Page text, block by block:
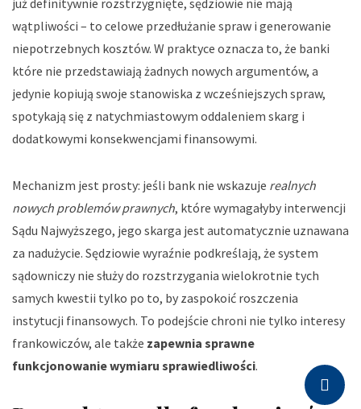
już definitywnie rozstrzygnięte, sędziowie nie mają
wątpliwości – to celowe przedłużanie spraw i generowanie
niepotrzebnych kosztów. W praktyce oznacza to, że banki
które nie przedstawiają żadnych nowych argumentów, a
jedynie kopiują swoje stanowiska z wcześniejszych spraw,
spotykają się z natychmiastowym oddaleniem skarg i
dodatkowymi konsekwencjami finansowymi.
Mechanizm jest prosty: jeśli bank nie wskazuje realnych
nowych problemów prawnych, które wymagałyby interwencji
Sądu Najwyższego, jego skarga jest automatycznie uznawana
za nadużycie. Sędziowie wyraźnie podkreślają, że system
sądowniczy nie służy do rozstrzygania wielokrotnie tych
samych kwestii tylko po to, by zaspokoić roszczenia
instytucji finansowych. To podejście chroni nie tylko interesy
frankowiczów, ale także zapewnia sprawne
funkcjonowanie wymiaru sprawiedliwości.